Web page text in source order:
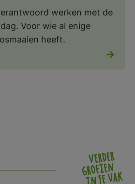
werken met de
Voor wie al enige
heeft.